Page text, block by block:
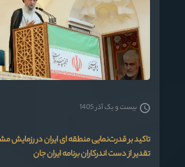
تاکید بر قدرت‌نمایی منطقه ای ایران در
تقدیر از دست اندرکاران برنامه ایران جان
بیست و یک آذر 1405